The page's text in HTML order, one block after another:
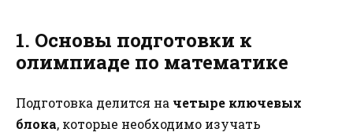
1. Основы подготовки к
олимпиаде по математике
Подготовка делится на четыре ключевых
блока, которые необходимо изучать